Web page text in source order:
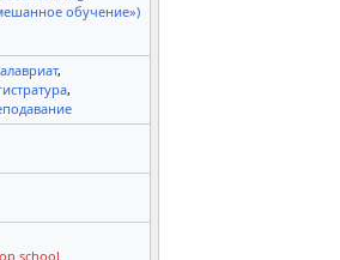
обучение»)
,
,
school